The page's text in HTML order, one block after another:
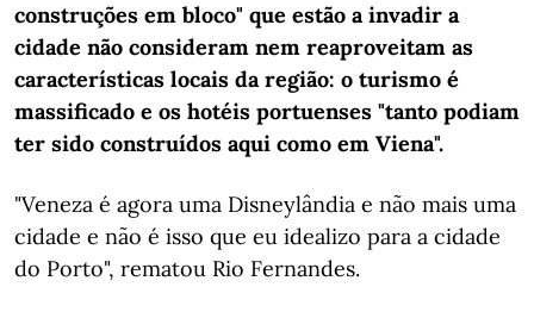
construções em bloco" que estão a invadir a
cidade não consideram nem reaproveitam as
características locais da região: o turismo é
massificado e os hotéis portuenses "tanto podiam
ter sido construídos aqui como em Viena".
"Veneza é agora uma Disneylândia e não mais uma
cidade e não é isso que eu idealizo para a cidade
do Porto", rematou Rio Fernandes.